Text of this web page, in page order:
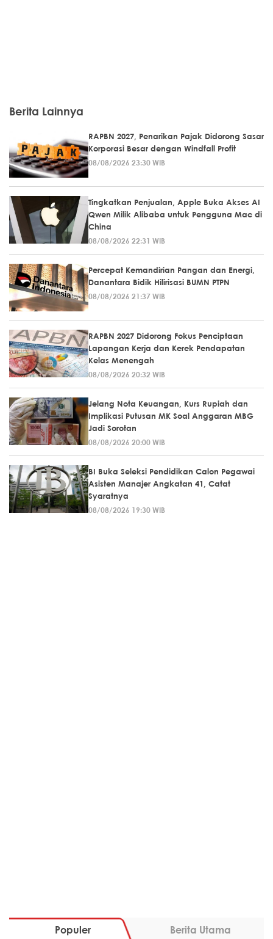
Berita Lainnya
RAPBN 2027, Penarikan Pajak Didorong Sasar
Korporasi Besar dengan Windfall Profit
08/08/2026 23:30 WIB
Tingkatkan Penjualan, Apple Buka Akses AI
Qwen Milik Alibaba untuk Pengguna Mac di
China
08/08/2026 22:31 WIB
Percepat Kemandirian Pangan dan Energi,
Danantara Bidik Hilirisasi BUMN PTPN
08/08/2026 21:37 WIB
RAPBN 2027 Didorong Fokus Penciptaan
Lapangan Kerja dan Kerek Pendapatan
Kelas Menengah
08/08/2026 20:32 WIB
Jelang Nota Keuangan, Kurs Rupiah dan
Implikasi Putusan MK Soal Anggaran MBG
Jadi Sorotan
08/08/2026 20:00 WIB
BI Buka Seleksi Pendidikan Calon Pegawai
Asisten Manajer Angkatan 41, Catat
Syaratnya
08/08/2026 19:30 WIB
Populer Berita Utama